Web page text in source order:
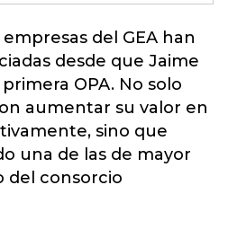
del GEA han
desde que Jaime
OPA. No solo
aumentar su valor en
sino que
una de las de mayor
del consorcio